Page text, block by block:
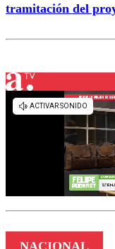
tramitación del
NACIONAL